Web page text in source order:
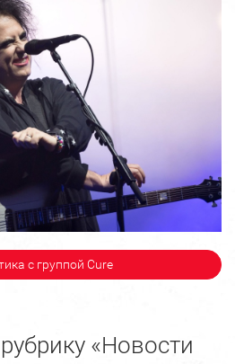
с группой Cure
«Новости